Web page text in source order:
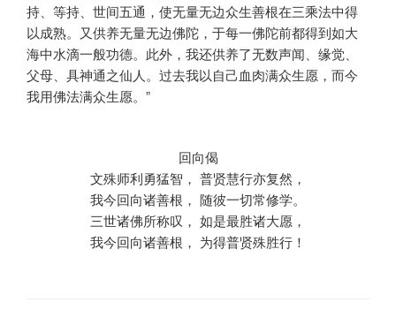
持、等持、世间五通，使无量无边众生善根在三乘法中得
以成熟。又供养无量无边佛陀，于每一佛陀前都得到如大
海中水滴一般功德。此外，我还供养了无数声闻、缘觉、
父母、具神通之仙人。过去我以自己血肉满众生愿，而今
我用佛法满众生愿。”
回向偈
文殊师利勇猛智， 普贤慧行亦复然，
我今回向诸善根， 随彼一切常修学。
三世诸佛所称叹， 如是最胜诸大愿，
我今回向诸善根， 为得普贤殊胜行！